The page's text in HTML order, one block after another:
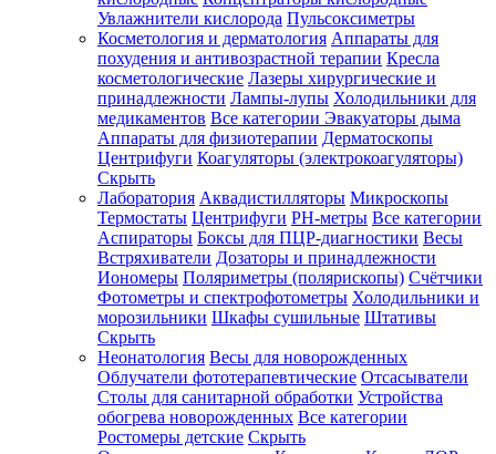
Увлажнители кислорода Пульсоксиметры
Косметология и дерматология Аппараты для
похудения и антивозрастной терапии Кресла
косметологические Лазеры хирургические и
принадлежности Лампы-лупы Холодильники для
медикаментов Все категории Эвакуаторы дыма
Аппараты для физиотерапии Дерматоскопы
Центрифуги Коагуляторы (электрокоагуляторы)
Скрыть
Лаборатория Аквадистилляторы Микроскопы
Термостаты Центрифуги PH-метры Все категории
Аспираторы Боксы для ПЦР-диагностики Весы
Встряхиватели Дозаторы и принадлежности
Иономеры Поляриметры (полярископы) Счётчики
Фотометры и спектрофотометры Холодильники и
морозильники Шкафы сушильные Штативы
Скрыть
Неонатология Весы для новорожденных
Облучатели фототерапевтические Отсасыватели
Столы для санитарной обработки Устройства
обогрева новорожденных Все категории
Ростомеры детские Скрыть